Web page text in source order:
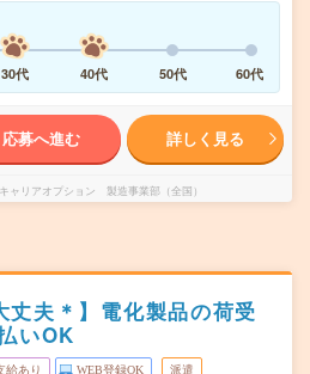
30代 40代 50代 60代
応募へ進む 詳しく見る
ャリアオプション 製造事業部（全国）
丈夫＊】電化製品の荷受
いOK
給あり WEB登録OK 派遣